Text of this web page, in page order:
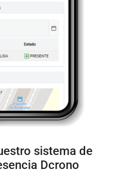
sistema de
Dcrono